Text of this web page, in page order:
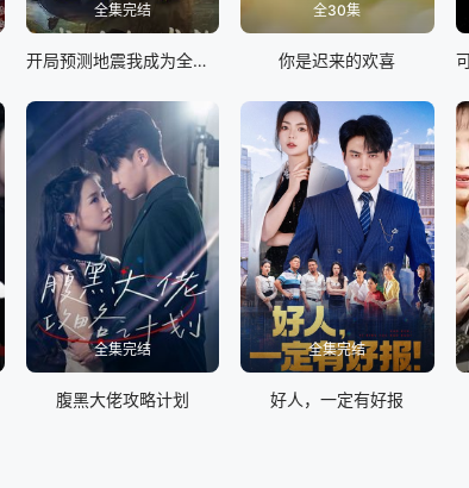
全集完结
开局预测地震我成为全球救世主
全30集
你是迟来的欢喜
全集完结
腹黑大佬攻略计划
全集完结
好人，一定有好报